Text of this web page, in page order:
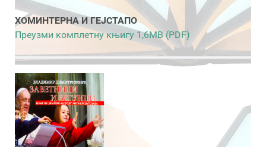
ХОМИНТЕРНА И ГЕЈСТАПО
Преузми комплетну књигу 1,6MB (PDF)